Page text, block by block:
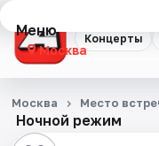
Концерты
Меню
Москва
Концерты
Театр
Ночной режим
Москва Место